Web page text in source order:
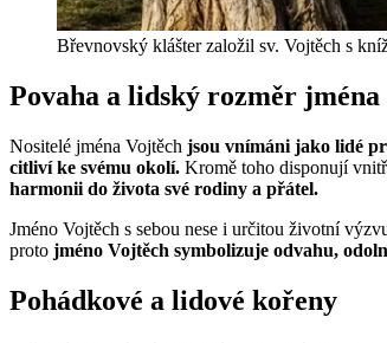
Břevnovský klášter založil sv. Vojtěch s
Povaha a lidský rozměr jména
Nositelé jména Vojtěch jsou vnímáni jako lidé
citliví ke svému okolí. Kromě toho disponují
harmonii do života své rodiny a přátel.
Jméno Vojtěch s sebou nese i určitou životní
proto jméno Vojtěch symbolizuje odvahu,
Pohádkové a lidové kořeny